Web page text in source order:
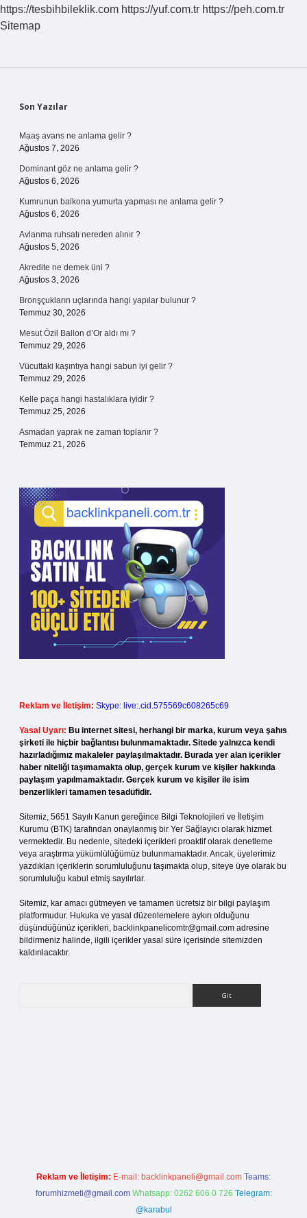
https://tesbihbileklik.com https://yuf.com.tr https://peh.com.tr
Sitemap
Sidebar
Son Yazılar
Maaş avans ne anlama gelir ?
Ağustos 7, 2026
Dominant göz ne anlama gelir ?
Ağustos 6, 2026
Kumrunun balkona yumurta yapması ne anlama gelir ?
Ağustos 6, 2026
Avlanma ruhsatı nereden alınır ?
Ağustos 5, 2026
Akredite ne demek üni ?
Ağustos 3, 2026
Bronşçukların uçlarında hangi yapılar bulunur ?
Temmuz 30, 2026
Mesut Özil Ballon d’Or aldı mı ?
Temmuz 29, 2026
Vücuttaki kaşıntıya hangi sabun iyi gelir ?
Temmuz 29, 2026
Kelle paça hangi hastalıklara iyidir ?
Temmuz 25, 2026
Asmadan yaprak ne zaman toplanır ?
Temmuz 21, 2026
Reklam ve İletişim: Skype: live:.cid.575569c608265c69
Yasal Uyarı: Bu internet sitesi, herhangi bir marka, kurum veya şahıs
şirketi ile hiçbir bağlantısı bulunmamaktadır. Sitede yalnızca kendi
hazırladığımız makaleler paylaşılmaktadır. Burada yer alan içerikler
haber niteliği taşımamakta olup, gerçek kurum ve kişiler hakkında
paylaşım yapılmamaktadır. Gerçek kurum ve kişiler ile isim
benzerlikleri tamamen tesadüfidir.
Sitemiz, 5651 Sayılı Kanun gereğince Bilgi Teknolojileri ve İletişim
Kurumu (BTK) tarafından onaylanmış bir Yer Sağlayıcı olarak hizmet
vermektedir. Bu nedenle, sitedeki içerikleri proaktif olarak denetleme
veya araştırma yükümlülüğümüz bulunmamaktadır. Ancak, üyelerimiz
yazdıkları içeriklerin sorumluluğunu taşımakta olup, siteye üye olarak bu
sorumluluğu kabul etmiş sayılırlar.
Sitemiz, kar amacı gütmeyen ve tamamen ücretsiz bir bilgi paylaşım
platformudur. Hukuka ve yasal düzenlemelere aykırı olduğunu
düşündüğünüz içerikleri, backlinkpanelicomtr@gmail.com adresine
bildirmeniz halinde, ilgili içerikler yasal süre içerisinde sitemizden
kaldırılacaktır.
Reklam ve İletişim: E-mail: backlinkpaneli@gmail.com Teams:
forumhizmeti@gmail.com Whatsapp: 0262 606 0 726 Telegram:
@karabul